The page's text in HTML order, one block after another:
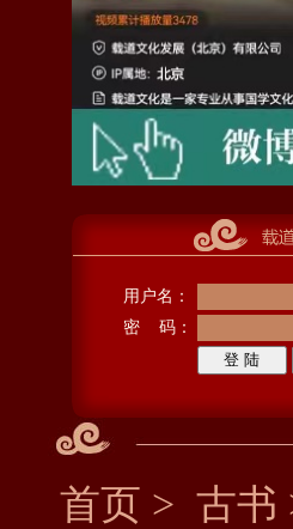
用户名：
密 码：
首页 > 古书